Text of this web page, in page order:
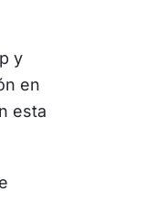
y
en
esta